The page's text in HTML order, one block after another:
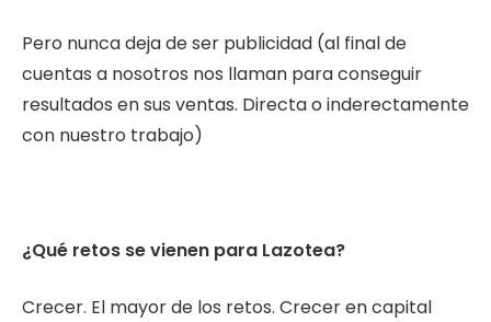
Pero nunca deja de ser publicidad (al final de
cuentas a nosotros nos llaman para conseguir
resultados en sus ventas. Directa o inderectamente
con nuestro trabajo)
¿Qué retos se vienen para Lazotea?
Crecer. El mayor de los retos. Crecer en capital